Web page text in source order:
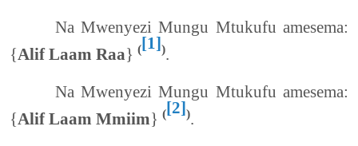
Na Mwenyezi Mungu Mtukufu amesema:
{Alif Laam Raa} ([1]).
Na Mwenyezi Mungu Mtukufu amesema:
{Alif Laam Mmiim} ([2]).